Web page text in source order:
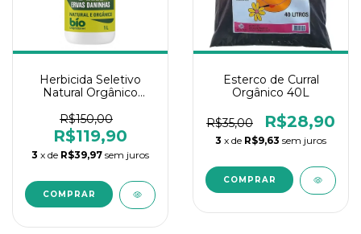
Herbicida Seletivo
Natural Orgânico
Fim 1L
R$150,00
R$119,90
3 x de R$39,97 sem juros
Esterco de Curral
Orgânico 40L
R$35,00 R$28,90
3 x de R$9,63 sem juros